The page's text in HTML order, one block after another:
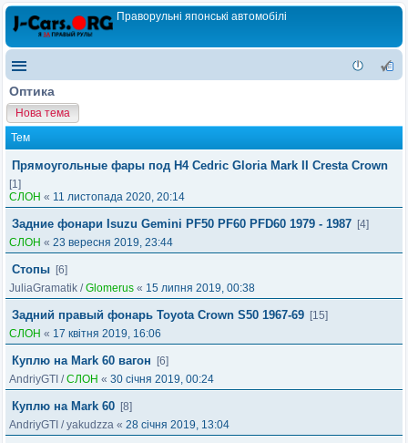
Праворульні японські автомобілі
Оптика
Нова тема
Тем
Прямоугольные фары под Н4 Cedric Gloria Mark II Cresta Crown
[1]
СЛОН « 11 листопада 2020, 20:14
Задние фонари Isuzu Gemini PF50 PF60 PFD60 1979 - 1987 [4]
СЛОН « 23 вересня 2019, 23:44
Стопы [6]
JuliaGramatik /Glomerus « 15 липня 2019, 00:38
Задний правый фонарь Toyota Crown S50 1967-69 [15]
СЛОН « 17 квітня 2019, 16:06
Куплю на Mark 60 вагон
[6]
AndriyGTI /СЛОН « 30 січня 2019, 00:24
Куплю на Mark 60 [8]
AndriyGTI /yakudzza « 28 січня 2019, 13:04